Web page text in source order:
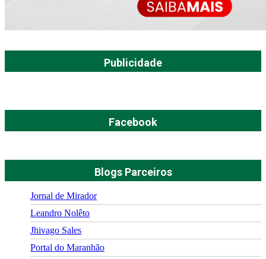
Publicidade
Facebook
Blogs Parceiros
Jornal de Mirador
Leandro Nolêto
Jhivago Sales
Portal do Maranhão